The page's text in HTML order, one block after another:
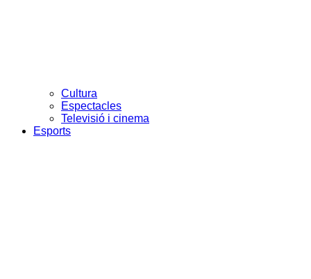
Cultura
Espectacles
Televisió i cinema
Esports